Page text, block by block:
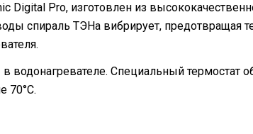
Digital Pro, изготовлен из
спираль ТЭНа вибрирует, предотвращая
Специальный термостат
70°C.